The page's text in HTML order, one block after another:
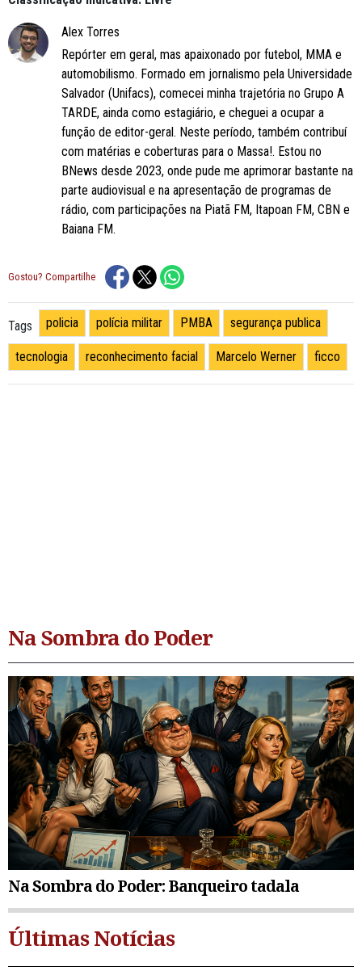
Alex Torres
Repórter em geral, mas apaixonado por futebol, MMA e
automobilismo. Formado em jornalismo pela Universidade
Salvador (Unifacs), comecei minha trajetória no Grupo A
TARDE, ainda como estagiário, e cheguei a ocupar a
função de editor-geral. Neste período, também contribuí
com matérias e coberturas para o Massa!. Estou no
BNews desde 2023, onde pude me aprimorar bastante na
parte audiovisual e na apresentação de programas de
rádio, com participações na Piatã FM, Itapoan FM, CBN e
Baiana FM.
Gostou? Compartilhe
Tags policia polícia militar PMBA segurança publica
tecnologia reconhecimento facial Marcelo Werner ficco
Na Sombra do Poder
Na Sombra do Poder: Banqueiro tadala
Últimas Notícias